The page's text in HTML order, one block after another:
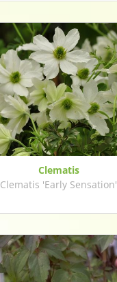
Clematis
Clematis 'Early Sensation'